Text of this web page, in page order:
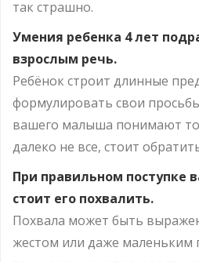
так страшно.
Умения ребенка 4 лет
взрослым речь.
Ребёнок строит длинные
формулировать свои
вашего малыша понимают
далеко не все, стоит
При правильном поступке
стоит его похвалить.
Похвала может быть
жестом или даже маленьким